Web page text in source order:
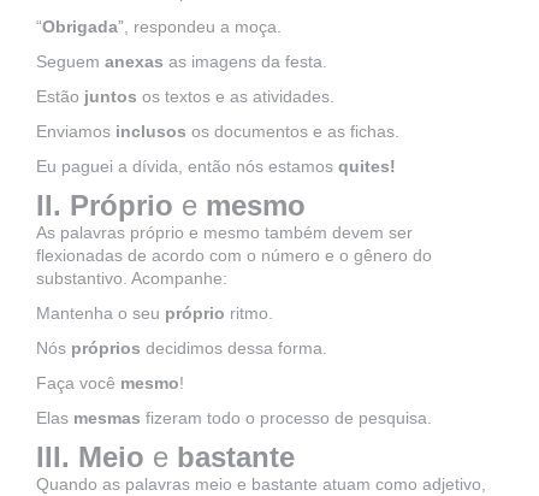
“Obrigada”, respondeu a moça.
Seguem anexas as imagens da festa.
Estão juntos os textos e as atividades.
Enviamos inclusos os documentos e as fichas.
Eu paguei a dívida, então nós estamos quites!
II. Próprio e mesmo
As palavras próprio e mesmo também devem ser
flexionadas de acordo com o número e o gênero do
substantivo. Acompanhe:
Mantenha o seu próprio ritmo.
Nós próprios decidimos dessa forma.
Faça você mesmo!
Elas mesmas fizeram todo o processo de pesquisa.
III. Meio e bastante
Quando as palavras meio e bastante atuam como adjetivo,